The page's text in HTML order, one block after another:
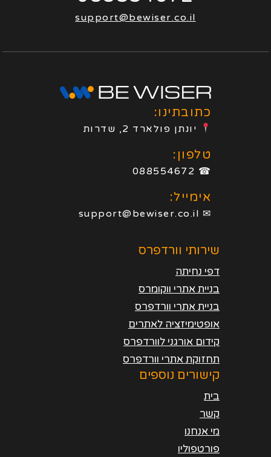
support@bewiser.co.il
כתובתינו:
יונתן פולארד 2, שדרות
טלפון:
☎ 088554672
אימייל:
✉ support@bewiser.co.il
שירותי וורדפרס
דפי נחיתה
בניית אתרי ווקומרס
בניית אתרי וורדפרס
אופטימיזציה לאתרים
קידום אורגני לוורדפרס
תחזוקת אתרי וורדפרס
קישורים נוספים
בית
קשר
מי אנחנו
פורטפוליו